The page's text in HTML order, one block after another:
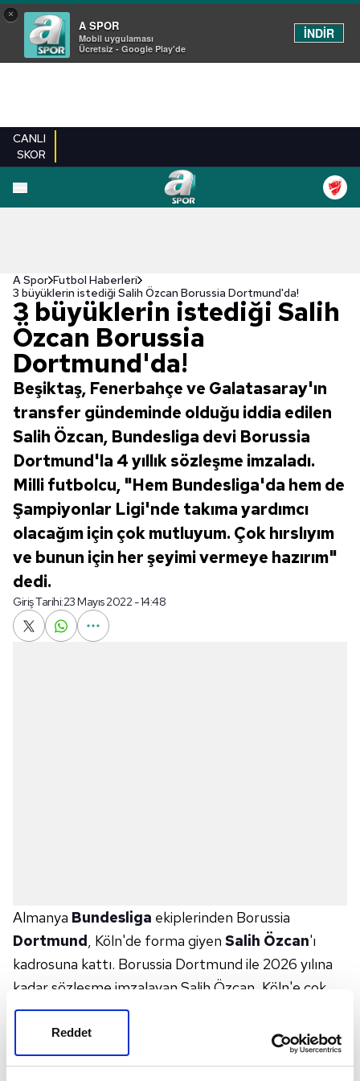
Reddet
×
A SPOR
Mobil uygulaması
Ücretsiz - Google Play'de
İNDİR
CANLI
SKOR
A Spor Futbol Haberleri
3 büyüklerin istediği Salih Özcan Borussia Dortmund'da!
3 büyüklerin istediği Salih
Özcan Borussia
Dortmund'da!
Beşiktaş, Fenerbahçe ve Galatasaray'ın
transfer gündeminde olduğu iddia edilen
Salih Özcan, Bundesliga devi Borussia
Dortmund'la 4 yıllık sözleşme imzaladı.
Milli futbolcu, "Hem Bundesliga'da hem de
Şampiyonlar Ligi'nde takıma yardımcı
olacağım için çok mutluyum. Çok hırslıyım
ve bunun için her şeyimi vermeye hazırım"
dedi.
Giriş Tarihi:23 Mayıs 2022 - 14:48
Almanya Bundesliga ekiplerinden Borussia
Dortmund, Köln'de forma giyen Salih Özcan'ı
kadrosuna kattı. Borussia Dortmund ile 2026 yılına
kadar sözleşme imzalayan Salih Özcan, Köln'e çok
şey borçlu olduğunu ifade ederek, "Yetiştiğim kulüp.
Şehrimden ayrılmak isteyeyeceğim çok az kulüp var
ve Dortmund onlardan biri. Borussia Dortmund,